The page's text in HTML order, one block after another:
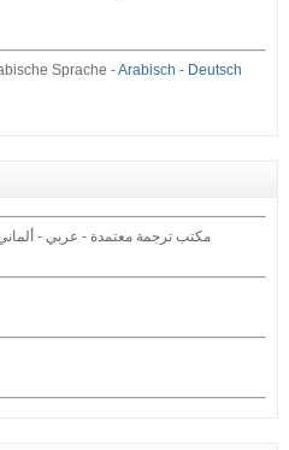
Sprache -Arabisch - Deutsch
مكتب ترجمة معتمدة - عربي -